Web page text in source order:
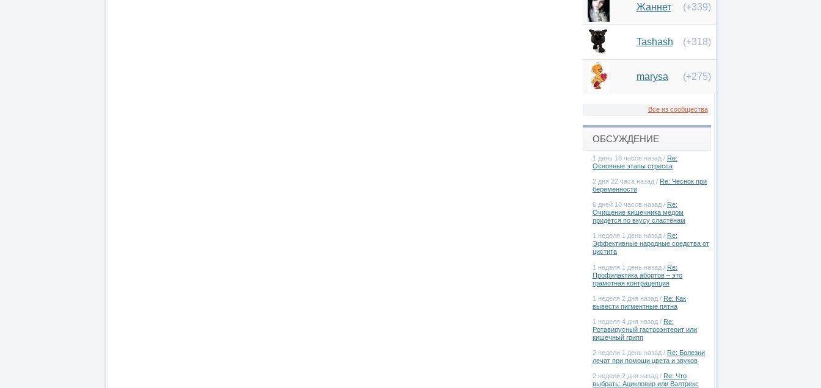
Жаннет (+339)
Tashash (+318)
marysa (+275)
Все из сообщества
ОБСУЖДЕНИЕ
1 день 18 часов назад / Re:
Основные этапы стресса
2 дня 22 часа назад / Re: Чеснок при
беременности
6 дней 10 часов назад / Re:
Очищение кишечника медом
придётся по вкусу сластёнам
1 неделя 1 день назад / Re:
Эффективные народные средства от
цистита
1 неделя 1 день назад / Re:
Профилактика абортов – это
грамотная контрацепция
1 неделя 2 дня назад / Re: Как
вывести пигментные пятна
1 неделя 4 дня назад / Re:
Ротавирусный гастроэнтерит или
кишечный грипп
2 недели 1 день назад / Re: Болезни
лечат при помощи цвета и звуков
2 недели 2 дня назад / Re: Что
выбрать: Ацикловир или Валтрекс